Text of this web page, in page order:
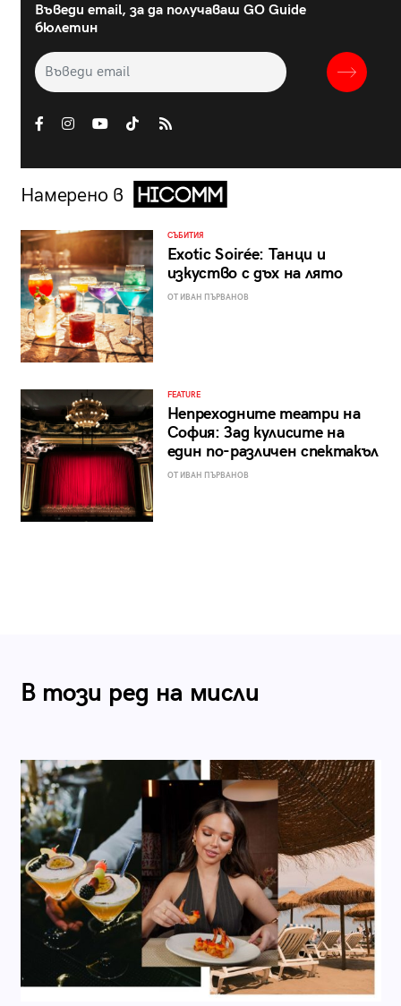
Въведи email, за да получаваш GO Guide
бюлетин
Намерено в
СЪБИТИЯ
Exotic Soirée: Танци и
изкуство с дъх на лято
ОТ ИВАН ПЪРВАНОВ
FEATURE
Непреходните театри на
София: Зад кулисите на
един по-различен спектакъл
ОТ ИВАН ПЪРВАНОВ
В този ред на мисли